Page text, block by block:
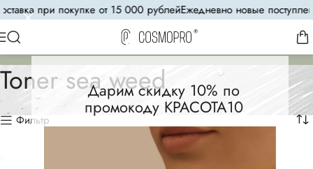
Дарим скидку 10% по
промокоду КРАСОТА10
при покупке от 15 000 рублейЕжедневно новые
Toner sea weed
Фильтр